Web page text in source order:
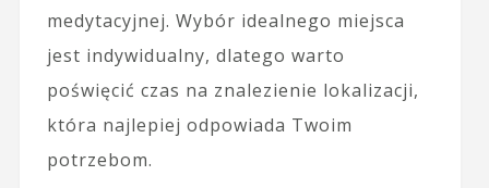
medytacyjnej. Wybór idealnego miejsca
jest indywidualny, dlatego warto
poświęcić czas na znalezienie lokalizacji,
która najlepiej odpowiada Twoim
potrzebom.